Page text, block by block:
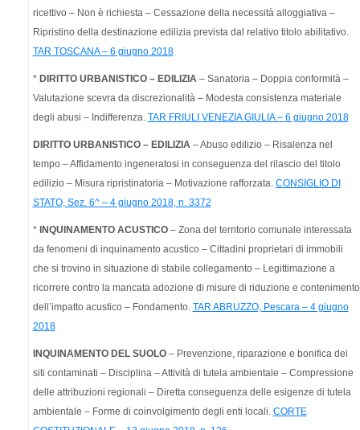
ricettivo – Non è richiesta – Cessazione della necessità alloggiativa –
Ripristino della destinazione edilizia prevista dal relativo titolo abilitativo.
TAR TOSCANA – 6 giugno 2018
* DIRITTO URBANISTICO – EDILIZIA– Sanatoria – Doppia conformità –
Valutazione scevra da discrezionalità – Modesta consistenza materiale
degli abusi – Indifferenza. TAR FRIULI VENEZIA GIULIA – 6 giugno 2018
DIRITTO URBANISTICO – EDILIZIA– Abuso edilizio – Risalenza nel
tempo – Affidamento ingeneratosi in conseguenza del rilascio del titolo
edilizio – Misura ripristinatoria – Motivazione rafforzata. CONSIGLIO DI
STATO, Sez. 6^ – 4 giugno 2018, n. 3372
*INQUINAMENTO ACUSTICO– Zona del territorio comunale interessata
da fenomeni di inquinamento acustico – Cittadini proprietari di immobili
che si trovino in situazione di stabile collegamento – Legittimazione a
ricorrere contro la mancata adozione di misure di riduzione e contenimento
dell’impatto acustico – Fondamento. TAR ABRUZZO, Pescara – 4 giugno
2018
INQUINAMENTO DEL SUOLO– Prevenzione, riparazione e bonifica dei
siti contaminati – Disciplina – Attività di tutela ambientale – Compressione
delle attribuzioni regionali – Diretta conseguenza delle esigenze di tutela
ambientale – Forme di coinvolgimento degli enti locali. CORTE